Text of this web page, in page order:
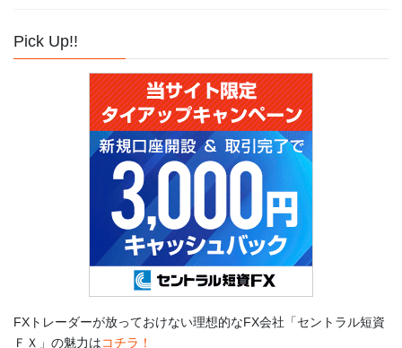
Pick Up!!
FXトレーダーが放っておけない理想的なFX会社「セントラル短資
ＦＸ」の魅力はコチラ！